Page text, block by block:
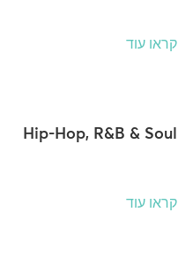
קראו עוד
Hip-Hop, R&B & Soul
קראו עוד